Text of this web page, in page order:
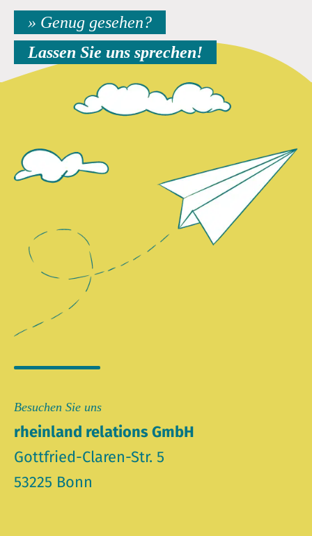
» Genug gesehen?
Lassen Sie uns sprechen!
Besuchen Sie uns
rheinland relations GmbH
Gottfried-Claren-Str. 5
53225 Bonn